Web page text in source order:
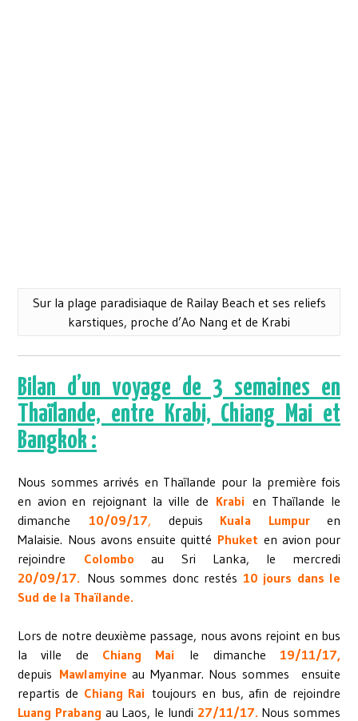
Sur la plage paradisiaque de Railay Beach et ses reliefs
karstiques, proche d’Ao Nang et de Krabi
Bilan d’un voyage de 3 semaines en
Thaïlande, entre Krabi, Chiang Mai et
Bangkok :
Nous sommes arrivés en Thaïlande pour la première fois
en avion en rejoignant la ville de Krabi en Thaïlande le
dimanche 10/09/17, depuis Kuala Lumpuren
Malaisie. Nous avons ensuite quitté Phuket en avion pour
rejoindre
Colombo
au Sri Lanka, le mercredi
20/09/17. Nous sommes donc restés 10 jours dans le
Sud de la Thaïlande.
Lors de notre deuxième passage, nous avons rejoint en bus
la ville de Chiang Mai le dimanche 19/11/17,
depuis Mawlamyine au Myanmar. Nous sommes ensuite
repartis de Chiang Rai toujours en bus, afin de rejoindre
Luang Prabang au Laos, le lundi 27/11/17. Nous sommes